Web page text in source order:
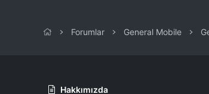
Forumlar General Mobile
Hakkımızda